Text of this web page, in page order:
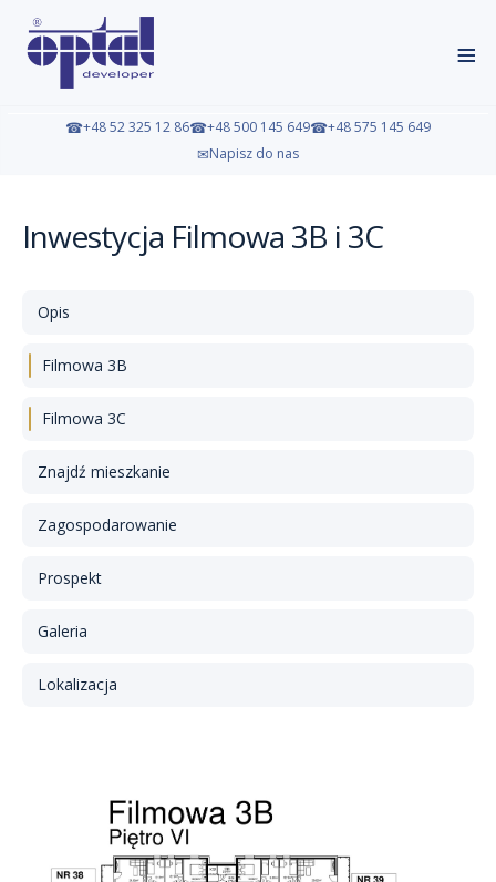
≡
☎+48 52 325 12 86☎+48 500 145 649☎+48 575 145 649
✉Napisz do nas
Inwestycja Filmowa 3B i 3C
Opis
Filmowa 3B
Filmowa 3C
Znajdź mieszkanie
Zagospodarowanie
Prospekt
Galeria
Lokalizacja